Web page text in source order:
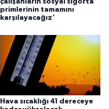
çalışanların sosyal sigorta
primlerinin tamamını
karşılayacağız'
Hava sıcaklığı 41 dereceye